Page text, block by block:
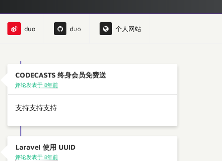
duo duo 个人网站
CODECASTS 终身会员免费送
评论发表于 8年前
支持支持支持
Laravel 使用 UUID
评论发表于 8年前